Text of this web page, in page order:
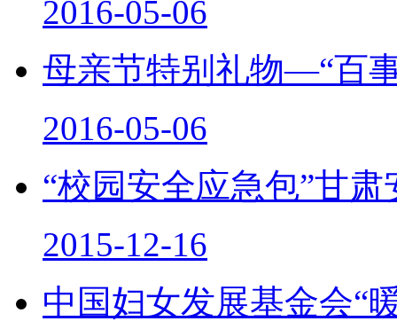
2016-05-06
母亲节特别礼物—“百
2016-05-06
“校园安全应急包”甘
2015-12-16
中国妇女发展基金会“